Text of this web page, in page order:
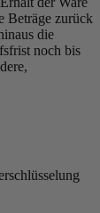
Beträge zurück
die
noch bis